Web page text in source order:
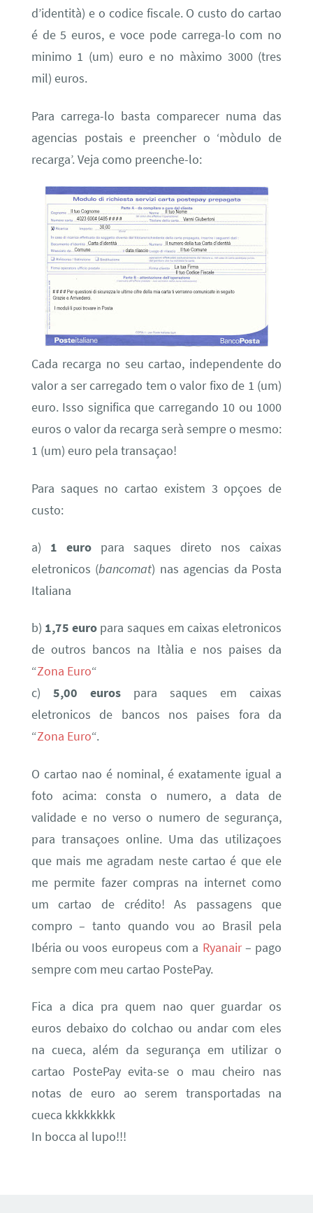
d’identità) e o codice fiscale. O custo do cartao
é de 5 euros, e voce pode carrega-lo com no
minimo 1 (um) euro e no màximo 3000 (tres
mil) euros.
Para carrega-lo basta comparecer numa das
agencias postais e preencher o ‘mòdulo de
recarga’. Veja como preenche-lo:
Cada recarga no seu cartao, independente do
valor a ser carregado tem o valor fixo de 1 (um)
euro. Isso significa que carregando 10 ou 1000
euros o valor da recarga serà sempre o mesmo:
1 (um) euro pela transaçao!
Para saques no cartao existem 3 opçoes de
custo:
a) 1 europara saques direto nos caixas
eletronicos (bancomat) nas agencias da Posta
Italiana
b) 1,75 euro para saques em caixas eletronicos
de outros bancos na Itàlia e nos paises da
“Zona Euro“
c) 5,00 eurospara saques em caixas
eletronicos de bancos nos paises fora da
“Zona Euro“.
O cartao nao é nominal, é exatamente igual a
foto acima: consta o numero, a data de
validade e no verso o numero de segurança,
para transaçoes online. Uma das utilizaçoes
que mais me agradam neste cartao é que ele
me permite fazer compras na internet como
um cartao de crédito! As passagens que
compro – tanto quando vou ao Brasil pela
Ibéria ou voos europeus com a Ryanair– pago
sempre com meu cartao PostePay.
Fica a dica pra quem nao quer guardar os
euros debaixo do colchao ou andar com eles
na cueca, além da segurança em utilizar o
cartao PostePay evita-se o mau cheiro nas
notas de euro ao serem transportadas na
cueca kkkkkkkk
In bocca al lupo!!!